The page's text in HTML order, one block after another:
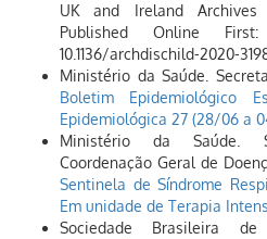
UK and Ireland
Published Online
10.1136/archdischild-2020-
Ministério da Saúde.
Boletim Epidemiológico
Epidemiológica 27 (28/06 a
Ministério da Saúde.
Coordenação Geral de
Sentinela de Síndrome
Em unidade de Terapia
Sociedade Brasileira